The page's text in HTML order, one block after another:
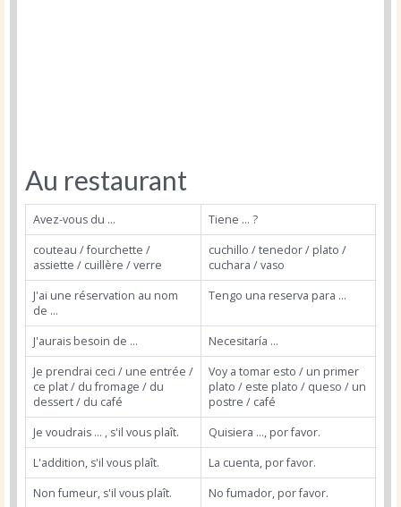
Au restaurant
Avez-vous du ...
Tiene ... ?
couteau / fourchette /
assiette / cuillère / verre
cuchillo / tenedor / plato /
cuchara / vaso
J'ai une réservation au nom
de ...
Tengo una reserva para ...
J'aurais besoin de ...
Necesitaría ...
Je prendrai ceci / une entrée /
ce plat / du fromage / du
dessert / du café
Voy a tomar esto / un primer
plato / este plato / queso / un
postre / café
Je voudrais ... , s'il vous plaît.
Quisiera ..., por favor.
L'addition, s'il vous plaît.
La cuenta, por favor.
Non fumeur, s'il vous plaît.
No fumador, por favor.